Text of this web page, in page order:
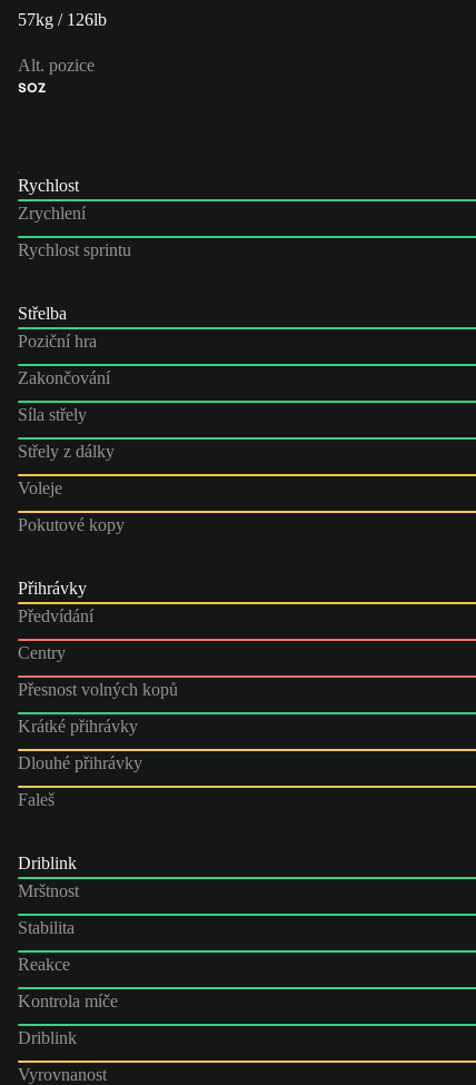
57kg / 126lb
Alt. pozice
SOZ
Rychlost
Zrychlení
Rychlost sprintu
Střelba
Poziční hra
Zakončování
Síla střely
Střely z dálky
Voleje
Pokutové kopy
Přihrávky
Předvídání
Centry
Přesnost volných kopů
Krátké přihrávky
Dlouhé přihrávky
Faleš
Driblink
Mrštnost
Stabilita
Reakce
Kontrola míče
Driblink
Vyrovnanost